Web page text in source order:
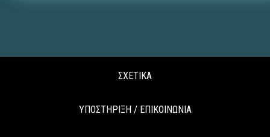
ΣΧΕΤΙΚΑ
ΥΠΟΣΤΗΡΙΞΗ / ΕΠΙΚΟΙΝΩΝΙΑ